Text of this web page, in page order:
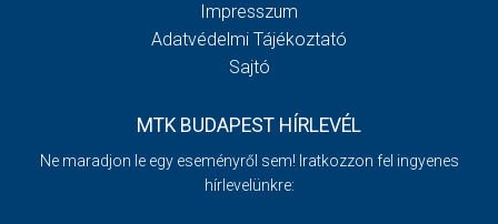
Impresszum
Adatvédelmi Tájékoztató
Sajtó
MTK BUDAPEST HÍRLEVÉL
Ne maradjon le egy eseményről sem! Iratkozzon fel ingyenes
hírlevelünkre: